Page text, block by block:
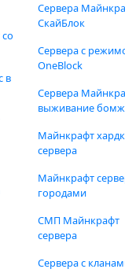
в
Сервера
СкайБлок
Сервера с
OneBlock
Сервера
выживание
Майнкрафт
сервера
Майнкрафт
городами
СМП Майнкрафт
сервера
Сервера с